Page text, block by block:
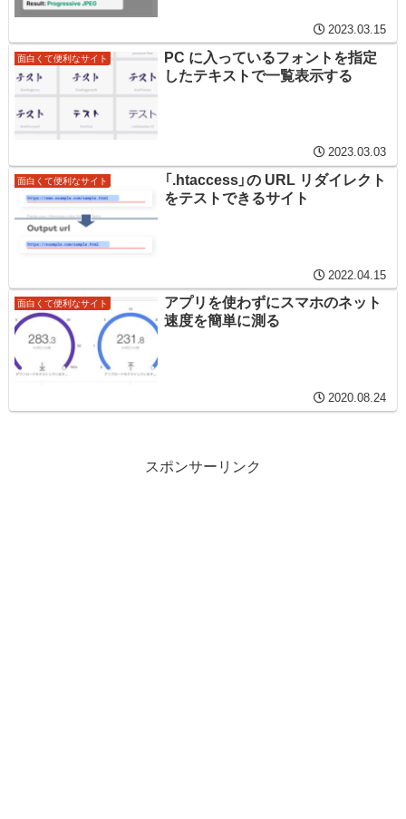
2023.03.15
面白くて便利なサイト
PC に入っているフォントを指定
したテキストで一覧表示する
2023.03.03
面白くて便利なサイト
「.htaccess」の URL リダイレクト
をテストできるサイト
2022.04.15
面白くて便利なサイト
アプリを使わずにスマホのネット
速度を簡単に測る
2020.08.24
スポンサーリンク